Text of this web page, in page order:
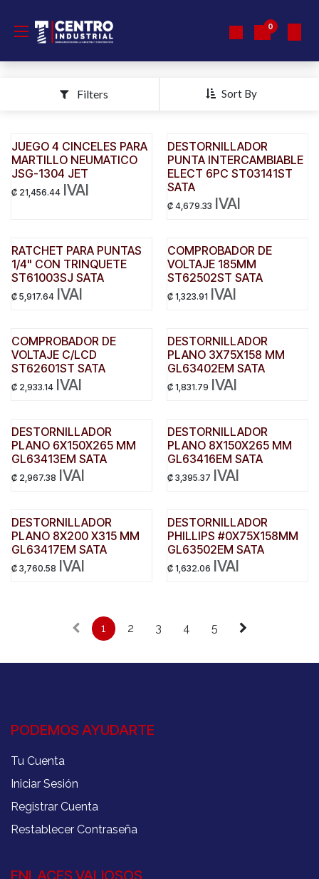
0
Sort By
Filters
JUEGO 4 CINCELES PARA
MARTILLO NEUMATICO
JSG-1304 JET
₡ 21,456.44 IVAI
DESTORNILLADOR
PUNTA INTERCAMBIABLE
ELECT 6PC ST03141ST
SATA
₡ 4,679.33 IVAI
RATCHET PARA PUNTAS
1/4" CON TRINQUETE
ST61003SJ SATA
₡ 5,917.64 IVAI
COMPROBADOR DE
VOLTAJE 185MM
ST62502ST SATA
₡ 1,323.91 IVAI
COMPROBADOR DE
VOLTAJE C/LCD
ST62601ST SATA
₡ 2,933.14 IVAI
DESTORNILLADOR
PLANO 3X75X158 MM
GL63402EM SATA
₡ 1,831.79 IVAI
DESTORNILLADOR
PLANO 6X150X265 MM
GL63413EM SATA
₡ 2,967.38 IVAI
DESTORNILLADOR
PLANO 8X150X265 MM
GL63416EM SATA
₡ 3,395.37 IVAI
DESTORNILLADOR
PLANO 8X200 X315 MM
GL63417EM SATA
₡ 3,760.58 IVAI
DESTORNILLADOR
PHILLIPS #0X75X158MM
GL63502EM SATA
₡ 1,632.06 IVAI
1 2 3 4 5
PODEMOS AYUDARTE
Tu Cuenta
Iniciar Sesión
Registrar Cuenta
Restablecer Contraseña
ENLACES VALIOSOS